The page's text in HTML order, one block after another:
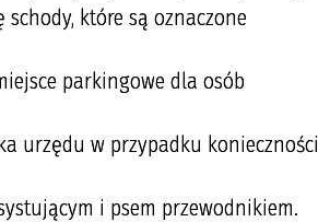
które są oznaczone
parkingowe dla osób
urzędu w przypadku konieczności
i psem przewodnikiem.